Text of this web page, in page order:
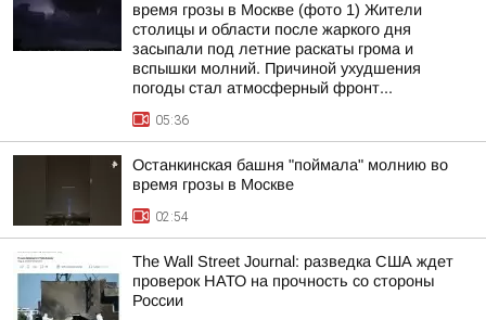
время грозы в Москве (фото 1) Жители
столицы и области после жаркого дня
засыпали под летние раскаты грома и
вспышки молний. Причиной ухудшения
погоды стал атмосферный фронт...
05:36
Останкинская башня "поймала" молнию во
время грозы в Москве
02:54
The Wall Street Journal: разведка США ждет
проверок НАТО на прочность со стороны
России